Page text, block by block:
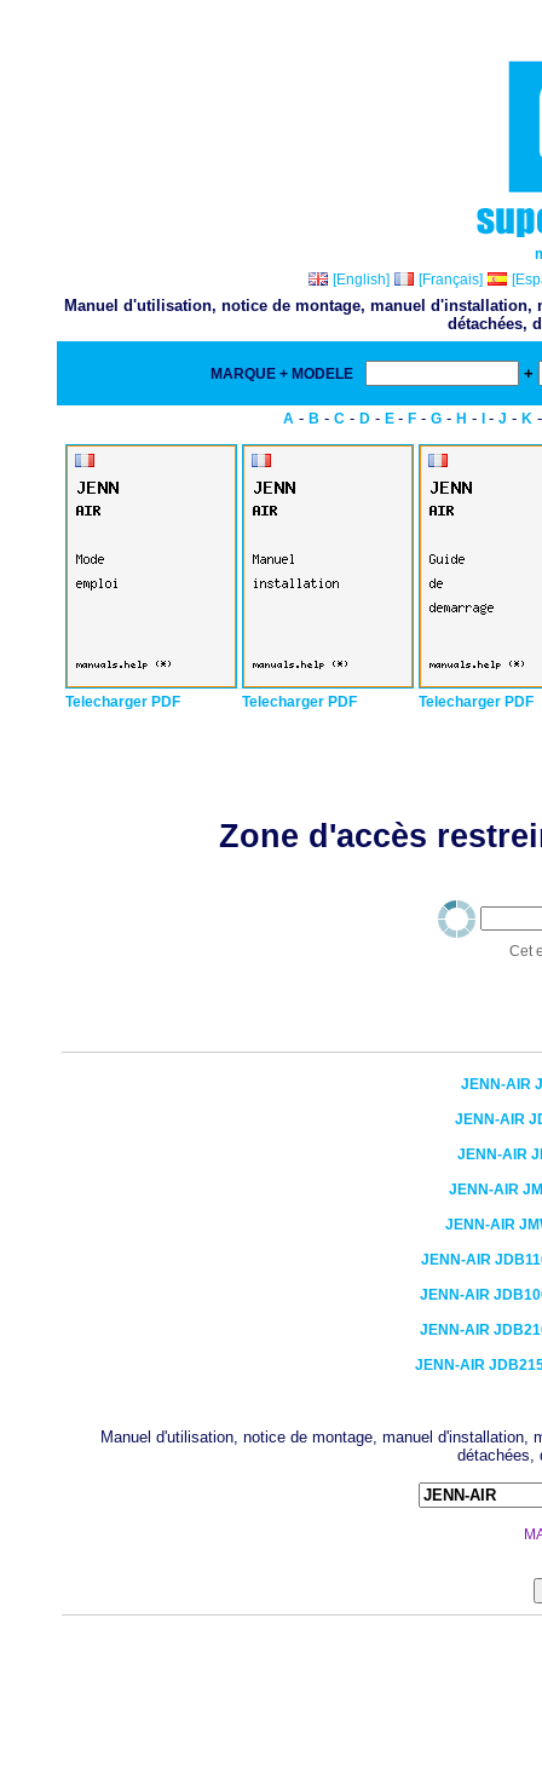
[English]
[Français]
Manuel d'utilisation, notice de montage, manuel
détachées,
MARQUE + MODELE +
A - B - C - D - E - F - G - H - - J - K
Telecharger PDF Telecharger PDF Telecharger PDF
Zone d'accès
Cet
JENN-AIR
JENN-AIR
JENN-AIR
JENN-AIR
JENN-AIR
JENN-AIR
JENN-AIR
JENN-AIR
JENN-AIR
Manuel d'utilisation, notice de montage, manuel
détachées,